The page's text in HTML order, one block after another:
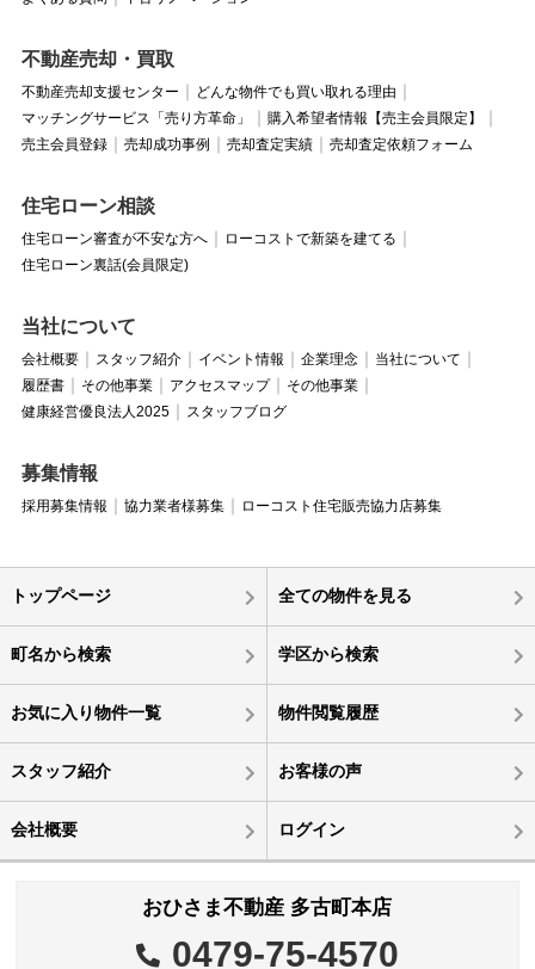
不動産売却・買取
不動産売却支援センター
どんな物件でも買い取れる理由
マッチングサービス「売り方革命」
購入希望者情報【売主会員限定】
売主会員登録
売却成功事例 売却査定実績 売却査定依頼フォーム
住宅ローン相談
住宅ローン審査が不安な方へ
ローコストで新築を建てる
住宅ローン裏話(会員限定)
当社について
会社概要 スタッフ紹介 イベント情報 企業理念
当社について
履歴書
その他事業 アクセスマップ
その他事業
健康経営優良法人2025
スタッフブログ
募集情報
採用募集情報 協力業者様募集 ローコスト住宅販売協力店募集
トップページ 全ての物件を見る
町名から検索 学区から検索
お気に入り物件一覧 物件閲覧履歴
スタッフ紹介 お客様の声
会社概要 ログイン
おひさま不動産 多古町本店
0479-75-4570